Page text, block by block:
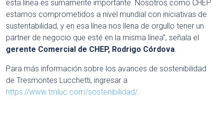
esta línea es sumamente importante. Nosotros como CHEP
estamos comprometidos a nivel mundial con iniciativas de
sustentabilidad, y en esa línea nos llena de orgullo tener un
partner de negocio que esté en la misma línea”, señala el
gerente Comercial de CHEP, Rodrigo Córdova
Para más información sobre los avances de sostenibilidad
de Tresmontes Lucchetti, ingresar a
https://www.tmluc.com/sostenibilidad/